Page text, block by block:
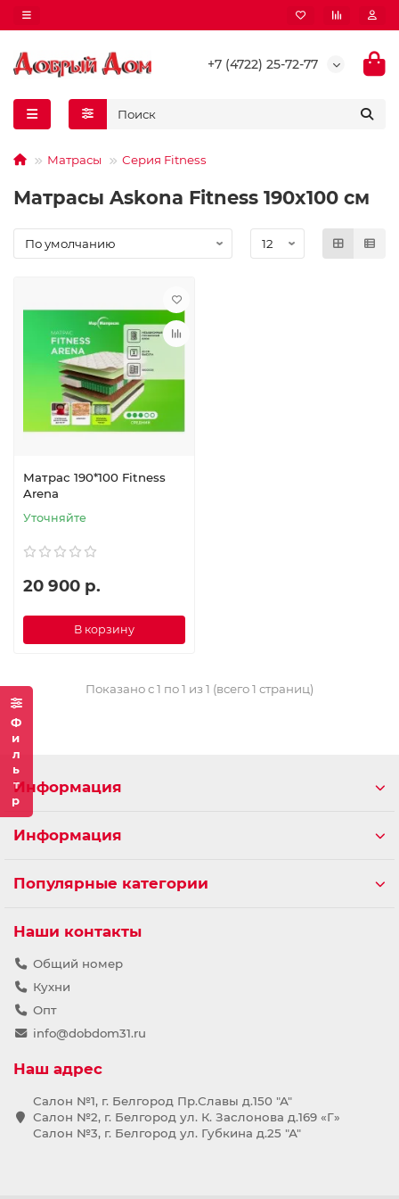
+7 (4722) 25-72-77
Матрасы Серия Fitness
Матрасы Askona Fitness 190x100 см
Фильтр
Матрас 190*100 Fitness
Arena
Уточняйте
20 900 р.
В корзину
Показано с 1 по 1 из 1 (всего 1 страниц)
Информация
Информация
Популярные категории
Наши контакты
Общий номер
Кухни
Опт
info@dobdom31.ru
Наш адрес
Салон №1, г. Белгород Пр.Славы д.150 "А"
Салон №2, г. Белгород ул. К. Заслонова д.169 «Г»
Салон №3, г. Белгород ул. Губкина д.25 "А"